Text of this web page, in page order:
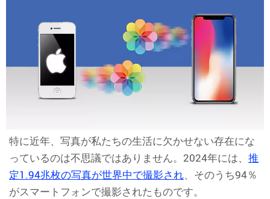
特に近年、写真が私たちの生活に欠かせない存在にな
っているのは不思議ではありません。2024年には、 推
定1.94兆枚の写真が世界中で撮影され、そのうち94％
がスマートフォンで撮影されたものです。